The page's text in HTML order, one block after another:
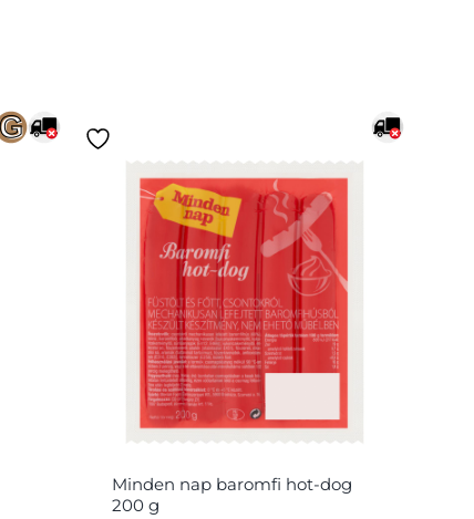
Minden nap baromfi hot-dog
200 g